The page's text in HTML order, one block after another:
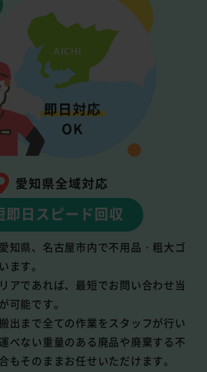
愛知県全域対応
即日スピード回収
知県、名古屋市内で不用品・粗大ゴ
ます。
アであれば、最短でお問い合わせ当
可能です。
出まで全ての作業をスタッフが行い
べない重量のある廃品や廃棄する不
もそのままお任せいただけます。